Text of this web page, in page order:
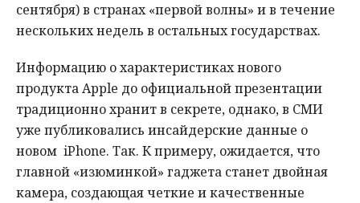
сентября) в странах «первой волны» и в течение
нескольких недель в остальных государствах.
Информацию о характеристиках нового
продукта Apple до официальной презентации
традиционно хранит в секрете, однако, в СМИ
уже публиковались инсайдерские данные о
новом iPhone. Так. К примеру, ожидается, что
главной «изюминкой» гаджета станет двойная
камера, создающая четкие и качественные